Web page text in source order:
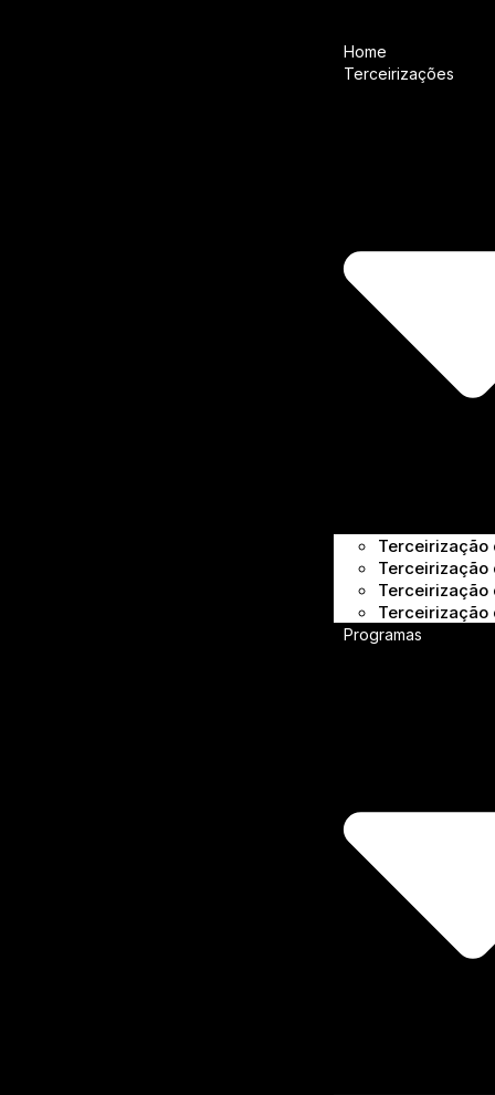
Home
Terceirizações
Terceirização
Terceirização
Terceirização
Terceirização
Programas